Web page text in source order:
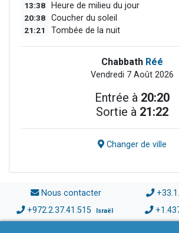
13:38 Heure de milieu du jour
20:38 Coucher du soleil
21:21 Tombée de la nuit
Chabbath Réé
Vendredi 7 Août 2026
Entrée à 20:20
Sortie à 21:22
Changer de ville
Nous contacter
+972.2.37.41.515 Israël